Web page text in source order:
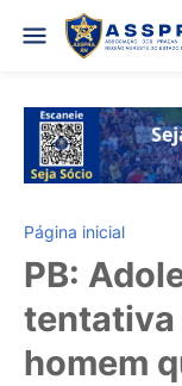
Página inicial
PB:
tentativa
homem